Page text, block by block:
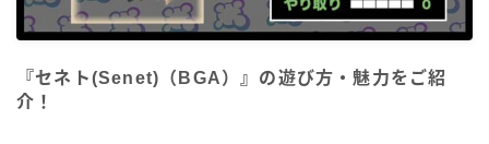
『セネト(Senet)（BGA）』の遊び方・魅力をご紹
介！